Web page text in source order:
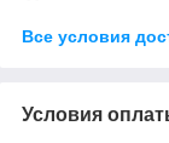
Все условия
Условия